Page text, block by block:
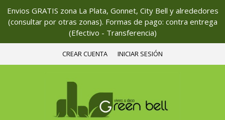
Envios GRATIS zona La Plata, Gonnet, City Bell y alrededores
(consultar por otras zonas). Formas de pago: contra entrega
(Efectivo - Transferencia)
CREAR CUENTA INICIAR SESIÓN